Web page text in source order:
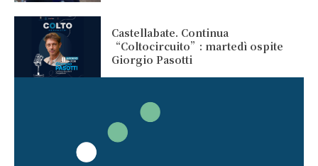
Castellabate. Continua
“Coltocircuito”: martedì ospite
Giorgio Pasotti